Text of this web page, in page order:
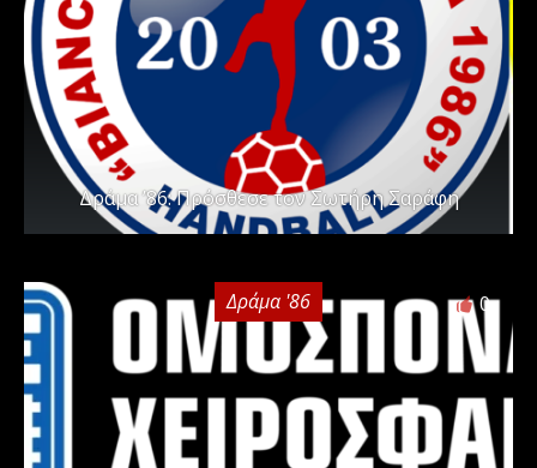
Δράμα ’86: Πρόσθεσε τον Σωτήρη Σαράφη
Δράμα '86 0